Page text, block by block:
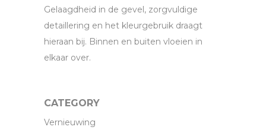
Gelaagdheid in de gevel, zorgvuldige
detaillering en het kleurgebruik draagt
hieraan bij. Binnen en buiten vloeien in
elkaar over.
CATEGORY
Vernieuwing